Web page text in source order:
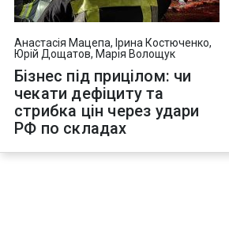
Анастасія Мацепа, Ірина Костюченко,
Юрій Дощатов, Марія Волощук
Бізнес під прицілом: чи
чекати дефіциту та
стрибка цін через удари
РФ по складах